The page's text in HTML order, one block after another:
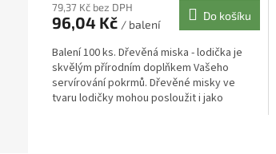
79,37 Kč bez DPH
96,04 Kč / balení
Do košíku
Balení 100 ks. Dřevěná miska - lodička je
skvělým přírodním doplňkem Vašeho
servírování pokrmů. Dřevěné misky ve
tvaru lodičky mohou posloužit i jako